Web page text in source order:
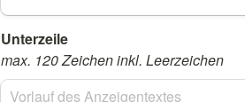
Unterzeile
max. 120 Zeichen inkl. Leerzeichen